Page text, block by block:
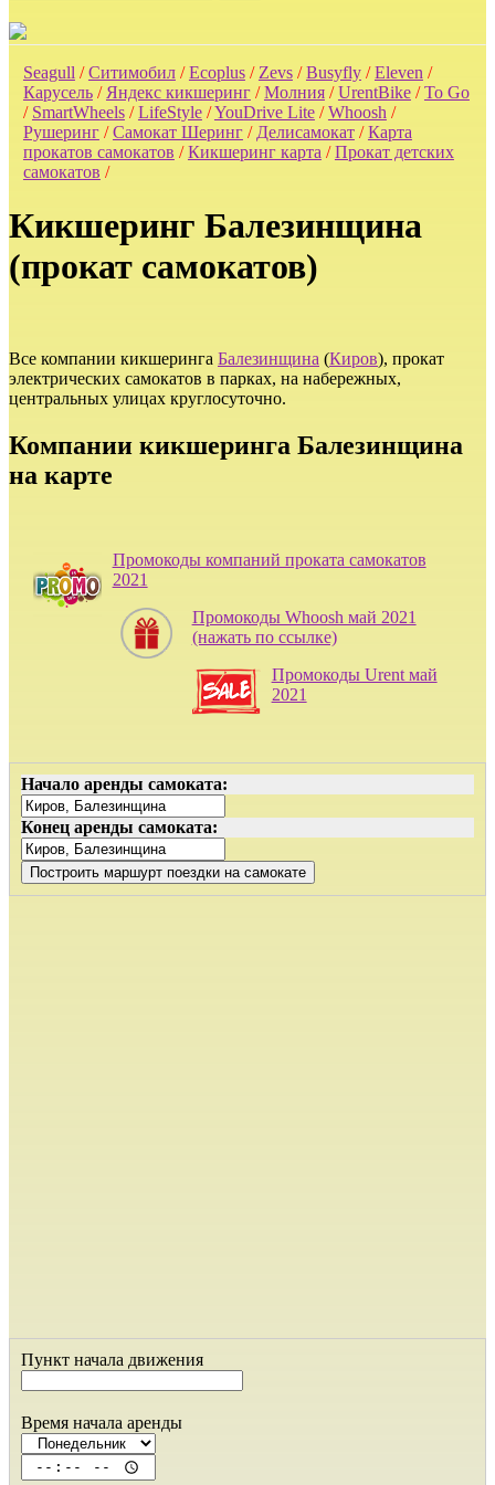
Seagull /Ситимобил/Ecoplus/ Zevs/Busyfly/Eleven /
Карусель/ Яндекс кикшеринг/Молния/UrentBike/To Go
/ SmartWheels/LifeStyle/YouDrive Lite/Whoosh /
Рушеринг/Самокат Шеринг/ Делисамокат/Карта
прокатов самокатов /Кикшеринг карта /Прокат детских
самокатов /
Кикшеринг Балезинщина
(прокат самокатов)
Все компании кикшеринга Балезинщина (Киров), прокат
электрических самокатов в парках, на набережных,
центральных улицах круглосуточно.
Компании кикшеринга Балезинщина
на карте
Промокоды компаний проката самокатов
2021
Промокоды Whoosh май 2021
(нажать по ссылке)
Промокоды Urent май
2021
Начало аренды самоката:
Конец аренды самоката:
Пункт начала движения
Время начала аренды